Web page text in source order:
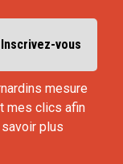
mesure
mes clics afin
savoir plus